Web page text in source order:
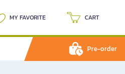
MY FAVORITE CART
Pre-order